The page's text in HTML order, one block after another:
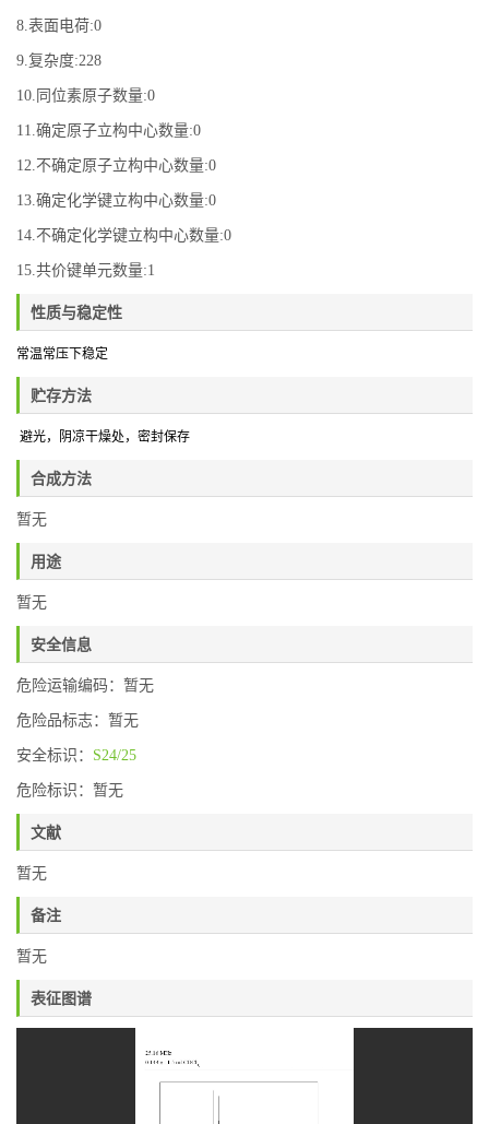
8.表面电荷:0
9.复杂度:228
10.同位素原子数量:0
11.确定原子立构中心数量:0
12.不确定原子立构中心数量:0
13.确定化学键立构中心数量:0
14.不确定化学键立构中心数量:0
15.共价键单元数量:1
性质与稳定性
常温常压下稳定
贮存方法
避光，阴凉干燥处 ，密封保存
合成方法
暂无
用途
暂无
安全信息
危险运输编码：暂无
危险品标志：暂无
安全标识： S24/25
危险标识：暂无
文献
暂无
备注
暂无
表征图谱